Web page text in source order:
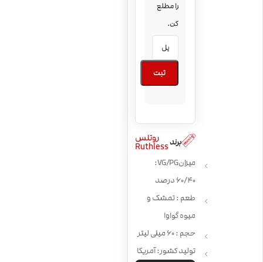
را مطلع
کن.
ثبت
برند روتلس
Ruthless
میزان VG/PG:
60/40 درصد
طعم : تمشک و
میوه گواوا
حجم : 60 میلی لیتر
تولید کشور: آمریکا